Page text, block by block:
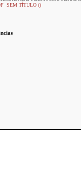
SEM TÍTULO ()